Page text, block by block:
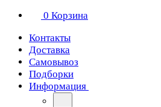
0 Корзина
Контакты
Доставка
Самовывоз
Подборки
Информация